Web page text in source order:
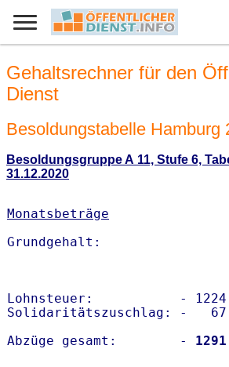
Gehaltsrechner für den
Dienst
Besoldungstabelle Hamburg
Besoldungsgruppe A 11, Stufe 6,
31.12.2020
Monatsbeträge
Lohnsteuer:           -
Solidaritätszuschlag: -
Abzüge gesamt:        -